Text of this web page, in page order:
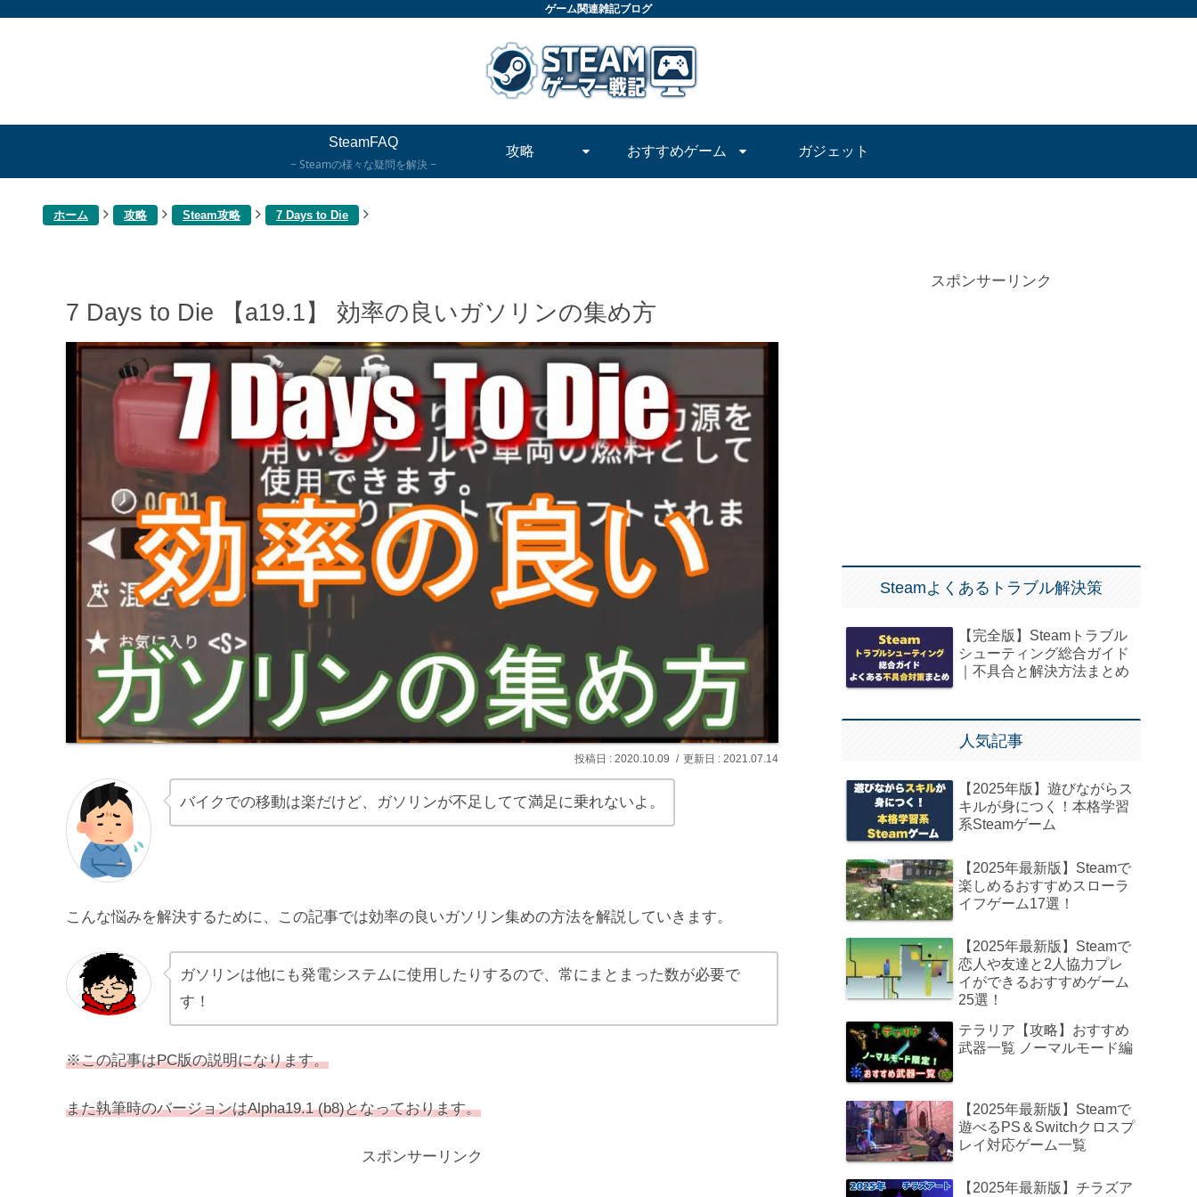
ゲーム関連雑記ブログ
SteamFAQ
Steamの様々な疑問を解決
攻略 おすすめゲーム ガジェット
ホーム 攻略 Steam攻略 7 Days to Die
7 Days to Die 【a19.1】 効率の良いガソリンの集め方
2020.10.09 2021.07.14
バイクでの移動は楽だけど、ガソリンが不足してて満足に乗れないよ。
こんな悩みを解決するために、この記事では効率の良いガソリン集めの方法を解説していきます。
ガソリンは他にも発電システムに使用したりするので、常にまとまった数が必要で
す！
※この記事はPC版の説明になります。
また執筆時のバージョンはAlpha19.1 (b8)となっております。
スポンサーリンク
スポンサーリンク
Steamよくあるトラブル解決策
【完全版】Steamトラブル
シューティング総合ガイド
｜不具合と解決方法まとめ
人気記事
【2025年版】遊びながらス
キルが身につく！本格学習
系Steamゲーム
【2025年最新版】Steamで
楽しめるおすすめスローラ
イフゲーム17選！
【2025年最新版】Steamで
恋人や友達と2人協力プレ
イができるおすすめゲーム
25選！
テラリア【攻略】おすすめ
武器一覧 ノーマルモード編
【2025年最新版】Steamで
遊べるPS＆Switchクロスプ
レイ対応ゲーム一覧
【2025年最新版】チラズア